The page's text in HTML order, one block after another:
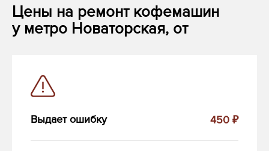
Цены на ремонт кофемашин
у метро Новаторская, от
Выдает ошибку 450 ₽